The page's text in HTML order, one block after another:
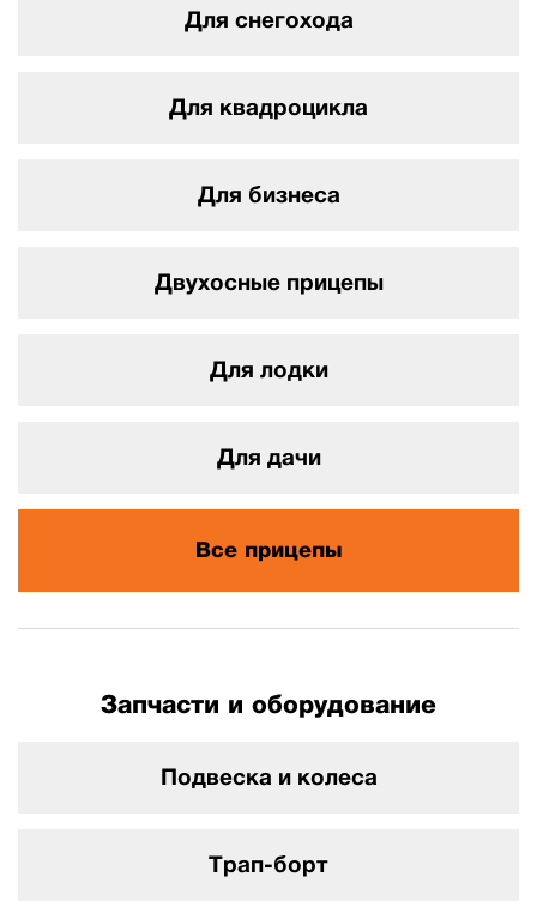
Для снегохода
Для квадроцикла
Для бизнеса
Двухосные прицепы
Для лодки
Для дачи
Все прицепы
Запчасти и оборудование
Подвеска и колеса
Трап-борт